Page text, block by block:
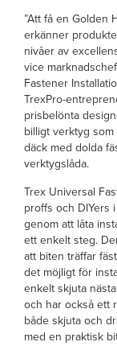
”Att få en Golden
erkänner
nivåer av
vice
Fastener
TrexPro-
prisbelönta
billigt verktyg
däck med dolda
verktygslåda.
Trex Universal
proffs och DIYers
genom att låta
ett enkelt steg.
att biten träffar
det möjligt för
enkelt skjuta
och har också ett
både skjuta och
med en praktisk